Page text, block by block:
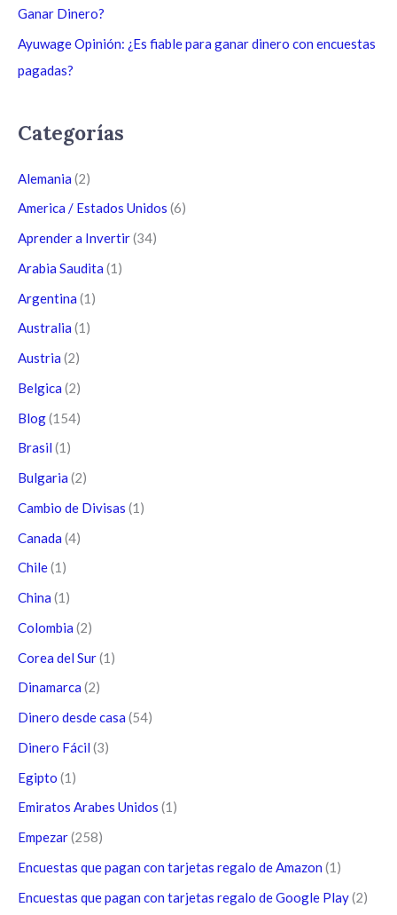
Ganar Dinero?
Ayuwage Opinión: ¿Es fiable para ganar dinero con encuestas
pagadas?
Categorías
Alemania (2)
America / Estados Unidos (6)
Aprender a Invertir(34)
Arabia Saudita (1)
Argentina (1)
Australia (1)
Austria (2)
Belgica (2)
Blog(154)
Brasil (1)
Bulgaria (2)
Cambio de Divisas (1)
Canada (4)
Chile(1)
China (1)
Colombia (2)
Corea del Sur(1)
Dinamarca (2)
Dinero desde casa (54)
Dinero Fácil (3)
Egipto (1)
Emiratos Arabes Unidos (1)
Empezar(258)
Encuestas que pagan con tarjetas regalo de Amazon (1)
Encuestas que pagan con tarjetas regalo de Google Play(2)